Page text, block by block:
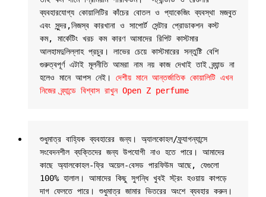
ব্যবহারযোগ্য কোয়ালিটির কাঁচের বোতল ও প্যাকেজিং ব্যবস্থা মজবুত
এবং সুন্দর,নিজস্ব কারখানা ও সাপোর্ট সেন্টার প্রোডাকশন কস্ট
কম, মার্কেটিং খরচ কম কারণ আমাদের রিপিট কাস্টমার
আলহামদুলিল্লাহ প্রচুর। লাভের চেয়ে কাস্টমারের সন্তুষ্টি বেশি
গুরুত্বপূর্ণ এটাই মূলনীতি আমরা নাম নয় কাজ দেখাই তাই ব্র্যান্ড না
হলেও মানে আপস নেই। দেশীয় মানে আন্তর্জাতিক কোয়ালিটি এখন
নিজের ব্র্যান্ডে বিশ্বাস রাখুন Open Z perfume
শুধুমাত্র বাহ্যিক ব্যবহারের জন্য। অ্যালকোহল/ফ্র্যাগন্যান্সে
সংবেদনশীল ব্যক্তিদের জন্য উপযোগী নাও হতে পারে। আমাদের
কাছে অ্যালকোহল-ফ্রি অয়েল-বেসড পারফিউম আছে, যেগুলো
100% হালাল। আমাদের কিছু সুগন্ধি খুবই স্ট্রং হওয়ায় কাপড়ে
দাগ ফেলতে পারে। শুধুমাত্র জামার ভিতরের অংশে ব্যবহার করুন।